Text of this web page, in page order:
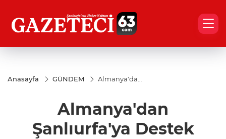
Anasayfa GÜNDEM
Almanya'dan
Almanya'dan
Şanlıurfa'ya Destek